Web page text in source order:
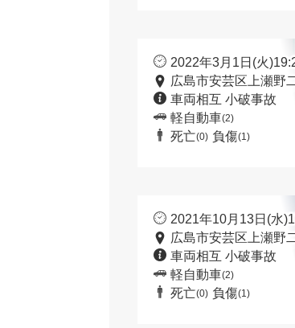
2022年3月1日(火
広島市安芸区上瀬野
車両相互 小破事故
軽自動車(2)
死亡(0) 負傷(1)
2021年10月13日(水
広島市安芸区上瀬野
車両相互 小破事故
軽自動車(2)
死亡(0) 負傷(1)